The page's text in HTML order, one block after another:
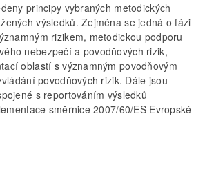
principy vybraných metodických
výsledků. Zejména se jedná o fázi
rizikem, metodickou podporu
nebezpečí a povodňových rizik,
oblastí s významným povodňovým
povodňových rizik. Dále jsou
s reportováním výsledků
směrnice 2007/60/ES Evropské